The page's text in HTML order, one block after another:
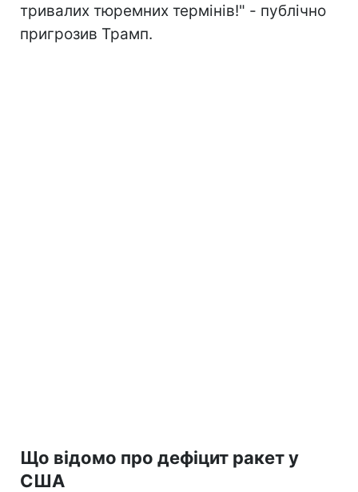
тривалих тюремних термінів!" - публічно
пригрозив Трамп.
Що відомо про дефіцит ракет у
США